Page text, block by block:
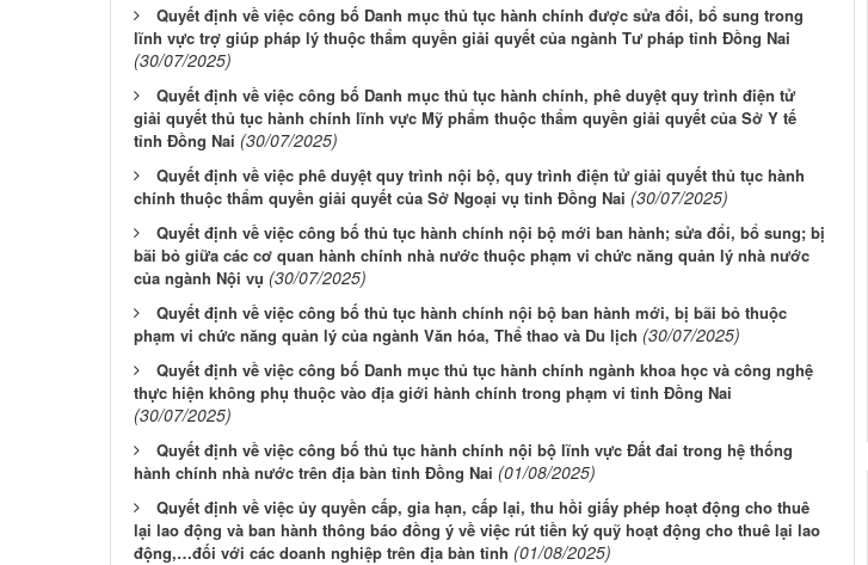
Quyết định về việc công bố Danh mục thủ tục hành chính được sửa đổi, bổ sung trong
lĩnh vực trợ giúp pháp lý thuộc thẩm quyền giải quyết của ngành Tư pháp tỉnh Đồng Nai
(30/07/2025)
Quyết định về việc công bố Danh mục thủ tục hành chính, phê duyệt quy trình điện tử
giải quyết thủ tục hành chính lĩnh vực Mỹ phẩm thuộc thẩm quyền giải quyết của Sở Y tế
tỉnh Đồng Nai (30/07/2025)
Quyết định về việc phê duyệt quy trình nội bộ, quy trình điện tử giải quyết thủ tục hành
chính thuộc thẩm quyền giải quyết của Sở Ngoại vụ tỉnh Đồng Nai (30/07/2025)
Quyết định về việc công bố thủ tục hành chính nội bộ mới ban hành; sửa đổi, bổ sung; bị
bãi bỏ giữa các cơ quan hành chính nhà nước thuộc phạm vi chức năng quản lý nhà nước
của ngành Nội vụ (30/07/2025)
Quyết định về việc công bố thủ tục hành chính nội bộ ban hành mới, bị bãi bỏ thuộc
phạm vi chức năng quản lý của ngành Văn hóa, Thể thao và Du lịch (30/07/2025)
Quyết định về việc công bố Danh mục thủ tục hành chính ngành khoa học và công nghệ
thực hiện không phụ thuộc vào địa giới hành chính trong phạm vi tỉnh Đồng Nai
(30/07/2025)
Quyết định về việc công bố thủ tục hành chính nội bộ lĩnh vực Đất đai trong hệ thống
hành chính nhà nước trên địa bàn tỉnh Đồng Nai (01/08/2025)
Quyết định về việc ủy quyền cấp, gia hạn, cấp lại, thu hồi giấy phép hoạt động cho thuê
lại lao động và ban hành thông báo đồng ý về việc rút tiền ký quỹ hoạt động cho thuê lại lao
động,…đối với các doanh nghiệp trên địa bàn tỉnh (01/08/2025)